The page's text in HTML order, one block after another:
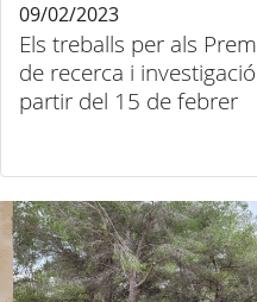
Els treballs per als
de recerca i
partir del 15 de febrer
09/02/2023